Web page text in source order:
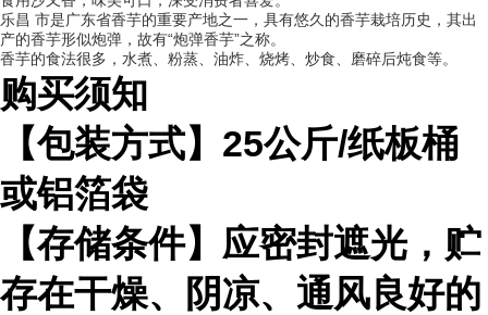
乐昌 市是广东省香芋的重要产地之一，具有悠久的香芋栽培历史，其出
产的香芋形似炮弹，故有“炮弹香芋”之称。
香芋的食法很多，水煮、粉蒸、油炸、烧烤、炒食、磨碎后炖食等。
购买须知
【包装方式】 25公斤/纸板桶
或铝箔袋
【存储条件】应密封遮光，贮
存在干燥、阴凉、通风良好的